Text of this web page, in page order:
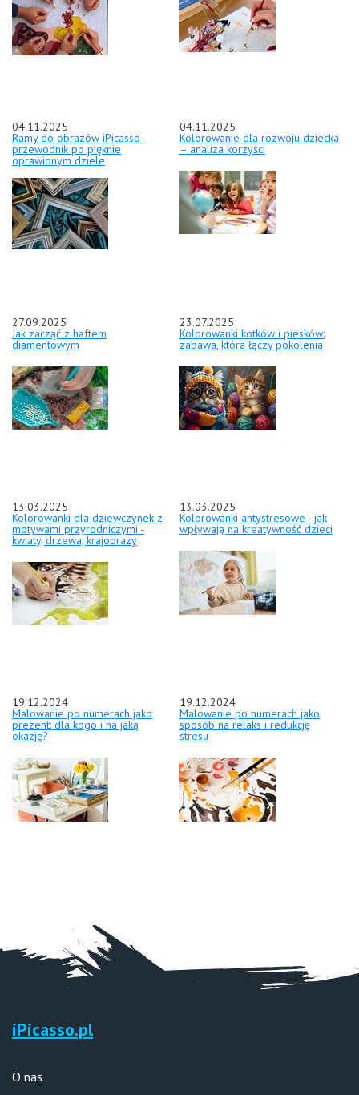
04.11.2025
Ramy do obrazów iPicasso -
przewodnik po pięknie
oprawionym dziele
04.11.2025
Kolorowanie dla rozwoju dziecka
– analiza korzyści
27.09.2025
Jak zacząć z haftem
diamentowym
23.07.2025
Kolorowanki kotków i piesków:
zabawa, która łączy pokolenia
13.03.2025
Kolorowanki dla dziewczynek z
motywami przyrodniczymi -
kwiaty, drzewa, krajobrazy
13.03.2025
Kolorowanki antystresowe - jak
wpływają na kreatywność dzieci
19.12.2024
Malowanie po numerach jako
prezent: dla kogo i na jaką
okazję?
19.12.2024
Malowanie po numerach jako
sposób na relaks i redukcję
stresu
iPicasso.pl
O nas